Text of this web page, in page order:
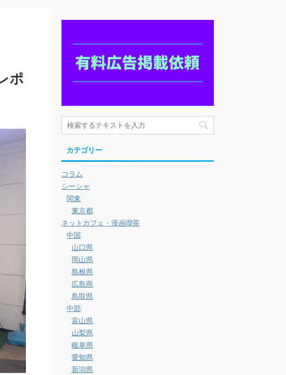
ポ
カテゴリー
コラム
シーシャ
関東
東京都
ネットカフェ・漫画喫茶
中国
山口県
岡山県
島根県
広島県
鳥取県
中部
富山県
山梨県
岐阜県
愛知県
新潟県